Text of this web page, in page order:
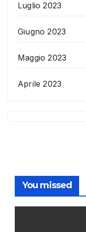
Luglio 2023
Giugno 2023
Maggio 2023
Aprile 2023
You missed